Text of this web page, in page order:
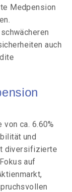
Medpension
schwächeren
auch
ca. 6.60%
und
diversifizierte
auf